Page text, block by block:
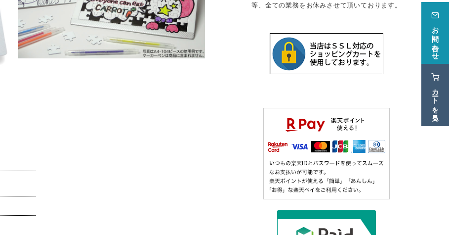
等、全ての業務をお休みさせて頂いております。
お問い合わせ
カートを見る